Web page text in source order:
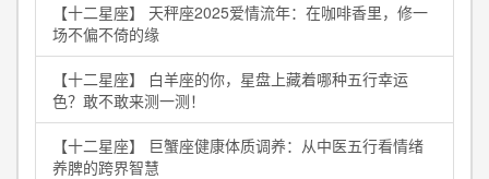
【十二星座】 天秤座2025爱情流年：在咖啡香里，修一
场不偏不倚的缘
【十二星座】 白羊座的你，星盘上藏着哪种五行幸运
色？敢不敢来测一测！
【十二星座】 巨蟹座健康体质调养：从中医五行看情绪
养脾的跨界智慧